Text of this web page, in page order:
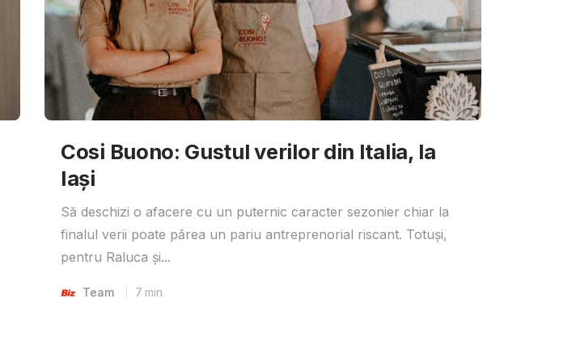
Cosi Buono: Gustul verilor din Italia, la
Iași
Să deschizi o afacere cu un puternic caracter sezonier chiar la
finalul verii poate părea un pariu antreprenorial riscant. Totuși,
pentru Raluca și...
Team 7 min